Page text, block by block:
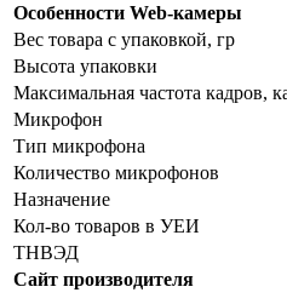
Особенности Web-камеры
Вес товара с упаковкой, гр
Высота упаковки
Максимальная частота кадров,
Микрофон
Тип микрофона
Количество микрофонов
Назначение
Кол-во товаров в УЕИ
ТНВЭД
Сайт производителя